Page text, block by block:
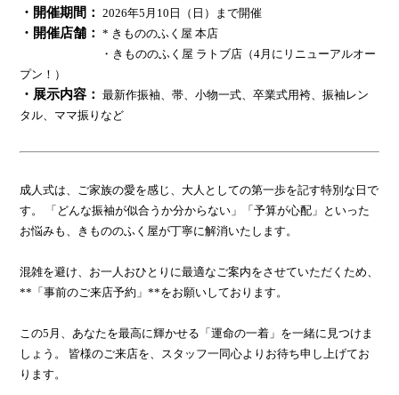
・開催期間： 2026年5月10日（日）まで開催
・開催店舗： * きもののふく屋 本店
・きもののふく屋 ラトブ店（4月にリニューアルオー
プン！）
・展示内容： 最新作振袖、帯、小物一式、卒業式用袴、振袖レン
タル、ママ振りなど
成人式は、ご家族の愛を感じ、大人としての第一歩を記す特別な日で
す。 「どんな振袖が似合うか分からない」「予算が心配」といった
お悩みも、きもののふく屋が丁寧に解消いたします。
混雑を避け、お一人おひとりに最適なご案内をさせていただくため、
**「事前のご来店予約」**をお願いしております。
この5月、あなたを最高に輝かせる「運命の一着」を一緒に見つけま
しょう。 皆様のご来店を、スタッフ一同心よりお待ち申し上げてお
ります。